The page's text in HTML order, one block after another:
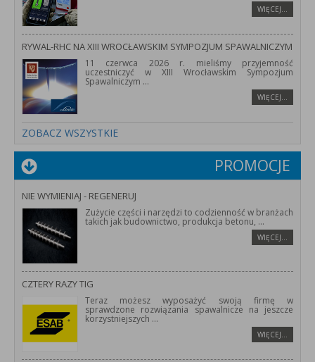
WIĘCEJ…
RYWAL-RHC NA XIII WROCŁAWSKIM SYMPOZJUM SPAWALNICZYM
11 czerwca 2026 r. mieliśmy przyjemność
uczestniczyć w XIII Wrocławskim Sympozjum
Spawalniczym ...
WIĘCEJ…
ZOBACZ WSZYSTKIE
PROMOCJE
NIE WYMIENIAJ - REGENERUJ
Zużycie części i narzędzi to codzienność w branżach
takich jak budownictwo, produkcja betonu, ...
WIĘCEJ…
CZTERY RAZY TIG
Teraz możesz wyposażyć swoją firmę w
sprawdzone rozwiązania spawalnicze na jeszcze
korzystniejszych ...
WIĘCEJ…